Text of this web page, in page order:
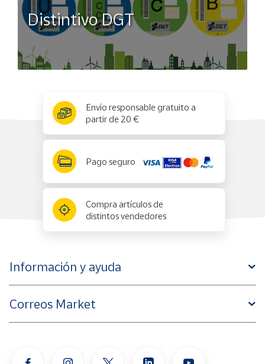
Distintivo DGT
Envío responsable gratuito a
partir de 20 €
Pago seguro
Compra artículos de
distintos vendedores
Información y ayuda
Correos Market